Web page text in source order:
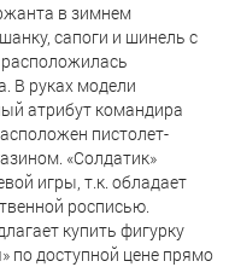
в зимнем
сапоги и шинель с
В руках модели
атрибут командира
пистолет-
«Солдатик»
игры, т.к. обладает
росписью.
кyпить фигурку
по доступной цене прямо